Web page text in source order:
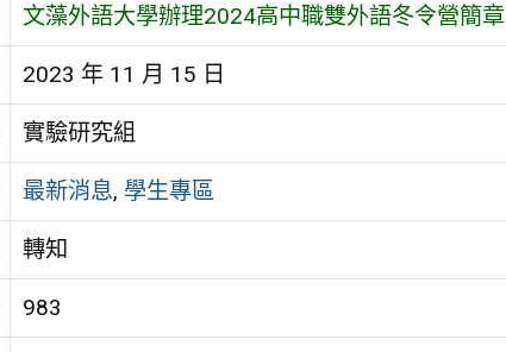
文藻外語大學辦理2024高中職雙外語冬令營簡章
2023 年 11 月 15 日
實驗研究組
最新消息, 學生專區
轉知
983